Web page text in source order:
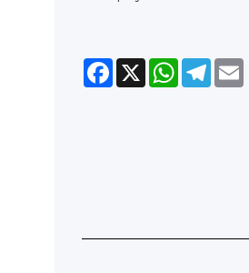
Facebook
X WhatsApp